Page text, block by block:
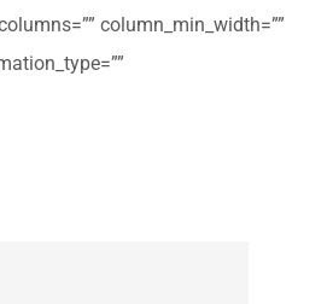
column_min_width=””